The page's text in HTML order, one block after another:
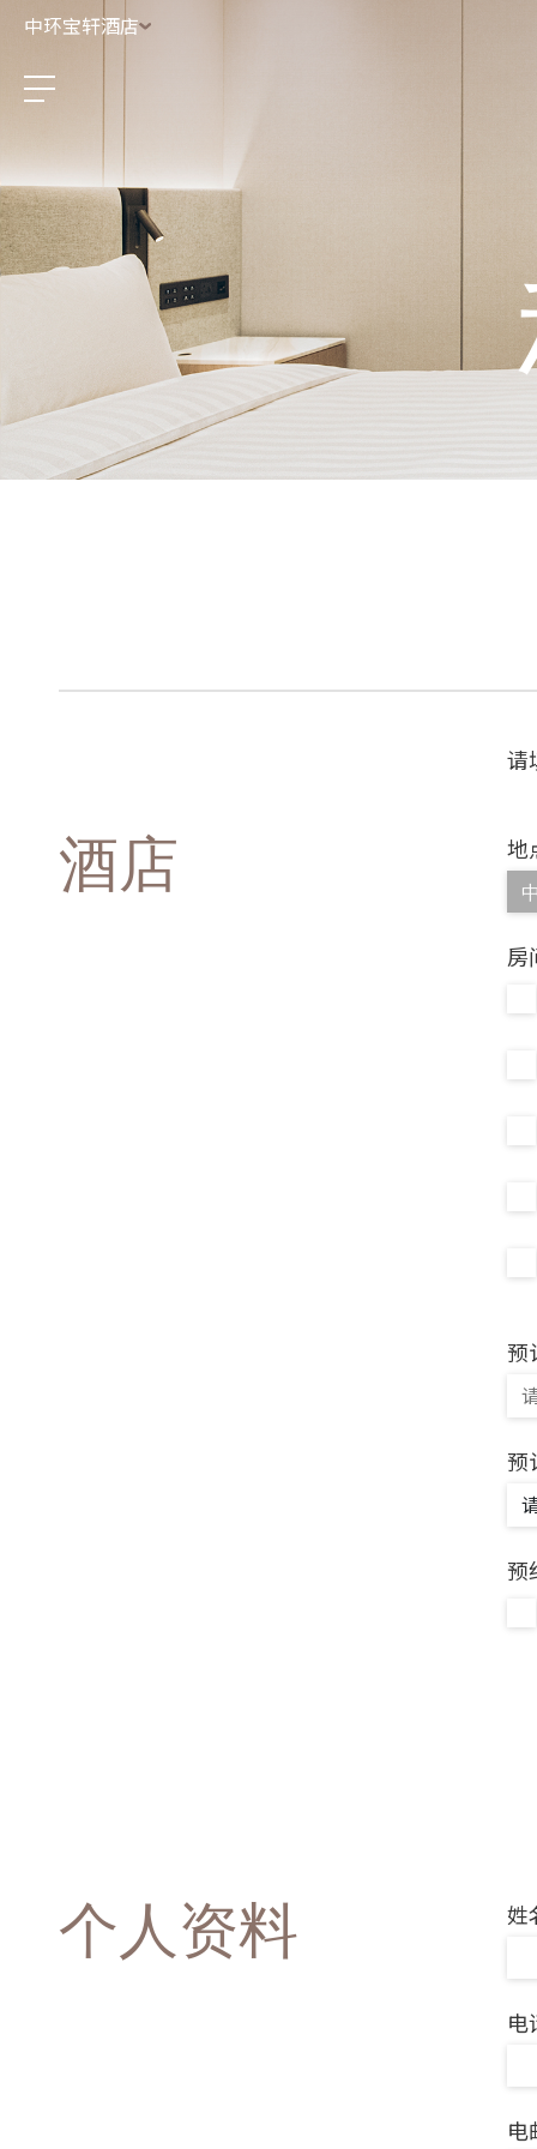
中环宝轩酒店
请
酒店 地
房
预
预
预
个人资料 姓
电
电